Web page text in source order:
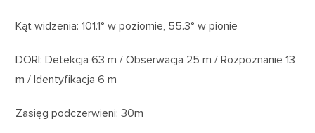
Kąt widzenia: 101.1° w poziomie, 55.3° w pionie
DORI: Detekcja 63 m / Obserwacja 25 m / Rozpoznanie 13
m / Identyfikacja 6 m
Zasięg podczerwieni: 30m